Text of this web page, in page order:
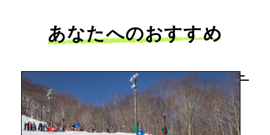
あなたへのおすすめ